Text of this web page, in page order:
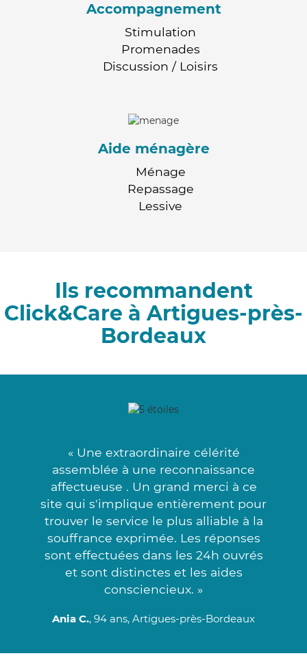
Accompagnement
Stimulation
Promenades
Discussion / Loisirs
Aide ménagère
Ménage
Repassage
Lessive
Ils recommandent
Click&Care à Artigues-près-
Bordeaux
« Une extraordinaire célérité
assemblée à une reconnaissance
affectueuse . Un grand merci à ce
site qui s'implique entièrement pour
trouver le service le plus alliable à la
souffrance exprimée. Les réponses
sont effectuées dans les 24h ouvrés
et sont distinctes et les aides
consciencieux. »
Ania C., 94 ans, Artigues-près-Bordeaux